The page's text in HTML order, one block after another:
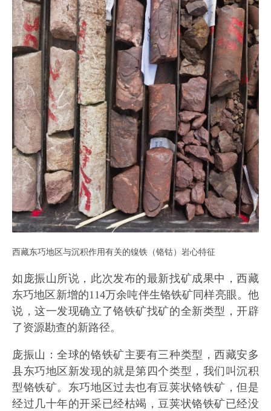
西藏东巧地区与沉积作用有关的镍铁（铬钴）岩心特征
如庞振山所说，此次发布的最新找矿成果中，西藏
东巧地区新增的114万余吨伴生铬铁矿同样亮眼。他
说，这一发现确立了铬铁矿找矿的全新类型，开辟
了资源勘查的新路径。
庞振山：全球的铬铁矿主要有三种类型，西藏安多
县东巧地区新发现的就是第四个类型，我们叫沉积
型铬铁矿。东巧地区过去也有豆荚状铬铁矿，但是
经过几十年的开采已经枯竭，豆荚状铬铁矿已经没